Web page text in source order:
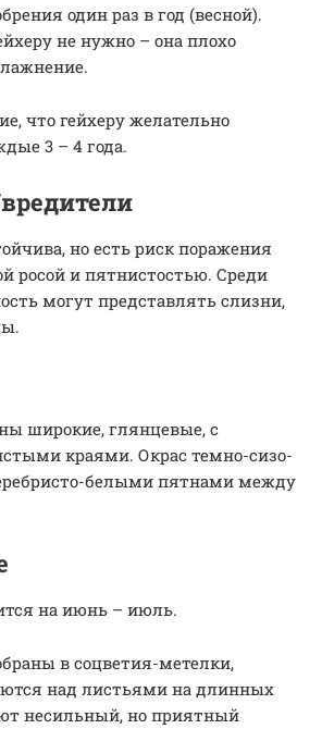
один раз в год (весной).
не нужно – она плохо
что гейхеру желательно
3 – 4 года.
но есть риск поражения
росой и пятнистостью. Среди
могут представлять слизни,
широкие, глянцевые, с
краями. Окрас темно-сизо-
белыми пятнами между
на июнь – июль.
в соцветия-метелки,
над листьями на длинных
несильный, но приятный